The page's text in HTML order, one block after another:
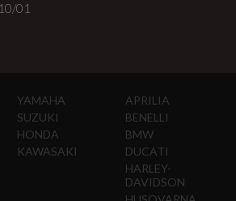
01
YAMAHA
SUZUKI
HONDA
KAWASAKI
APRILIA
BENELLI
BMW
DUCATI
HARLEY-
DAVIDSON